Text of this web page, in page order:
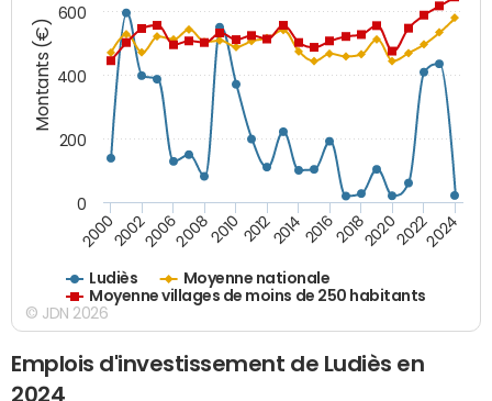
Montants (€)
Ludiès
Moyenne nationale
Moyenne villages de moins de 250 habitants
20002002200620082010 2012201420162018202020222024
0
200
400
600
© JDN 2026
Emplois d'investissement de Ludiès en
2024